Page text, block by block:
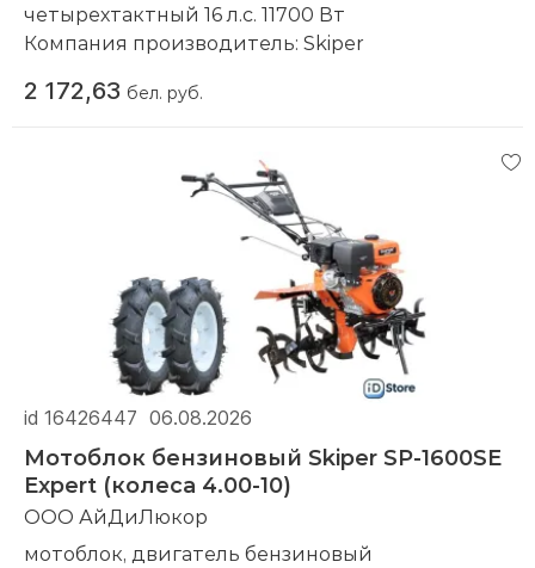
четырехтактный 16 л.с. 11700 Вт
Компания производитель: Skiper
2 172,63 бел. руб.
id 16426447 06.08.2026
Мотоблок бензиновый Skiper SP-1600SE
Expert (колеса 4.00-10)
ООО АйДиЛюкор
мотоблок, двигатель бензиновый